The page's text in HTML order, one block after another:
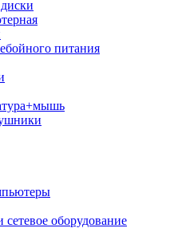
питания
оборудование